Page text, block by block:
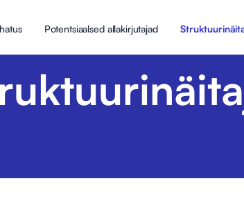
Potentsiaalsed allakirjutajad